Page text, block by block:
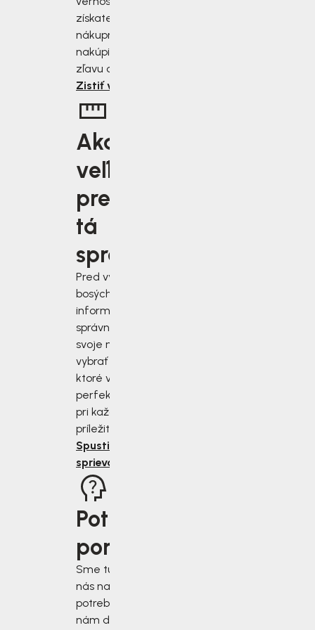
získate zľavu 2 až 10 % z
nákupnej ceny. Čím viac
nakúpite, tým väčšiu
zľavu od nás získate.
Zistiť viac
Aká
veľkosť je
pre vás
tá
správna?
Pred výberom
bosých topánok sa
informujte, ako
správne zmerať
svoje nohy a
vybrať si topánky,
ktoré vám budú
perfektne sedieť
pri každej
príležitosti.
Spustiť
sprievodcu
Potrebujete
poradiť?
Sme tu pre vás, keď
nás najviac
potrebujete. Napíšte
nám do chatového